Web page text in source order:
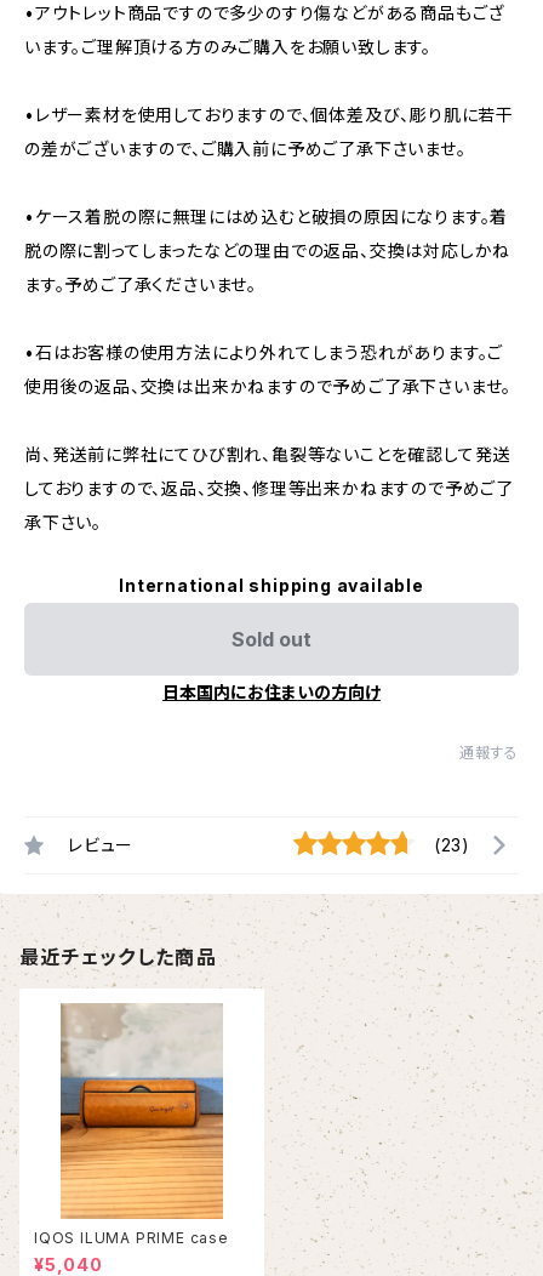
•アウトレット商品ですので多少のすり傷などがある商品もござ
います。ご理解頂ける方のみご購入をお願い致します。
•レザー素材を使用しておりますので、個体差及び、彫り肌に若干
の差がございますので、ご購入前に予めご了承下さいませ。
•ケース着脱の際に無理にはめ込むと破損の原因になります。着
脱の際に割ってしまったなどの理由での返品、交換は対応しかね
ます。予めご了承くださいませ。
•石はお客様の使用方法により外れてしまう恐れがあります。ご
使用後の返品、交換は出来かねますので予めご了承下さいませ。
尚、発送前に弊社にてひび割れ、亀裂等ないことを確認して発送
しておりますので、返品、交換、修理等出来かねますので予めご了
承下さい。
International shipping available
Sold out
日本国内にお住まいの方向け
通報する
レビュー (23)
最近チェックした商品
IQOS ILUMA PRIME case
¥5,040